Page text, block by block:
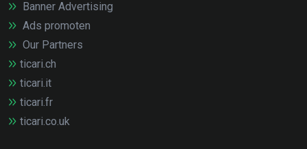
Banner Advertising
Ads promoten
Our Partners
ticari.ch
ticari.it
ticari.fr
ticari.co.uk